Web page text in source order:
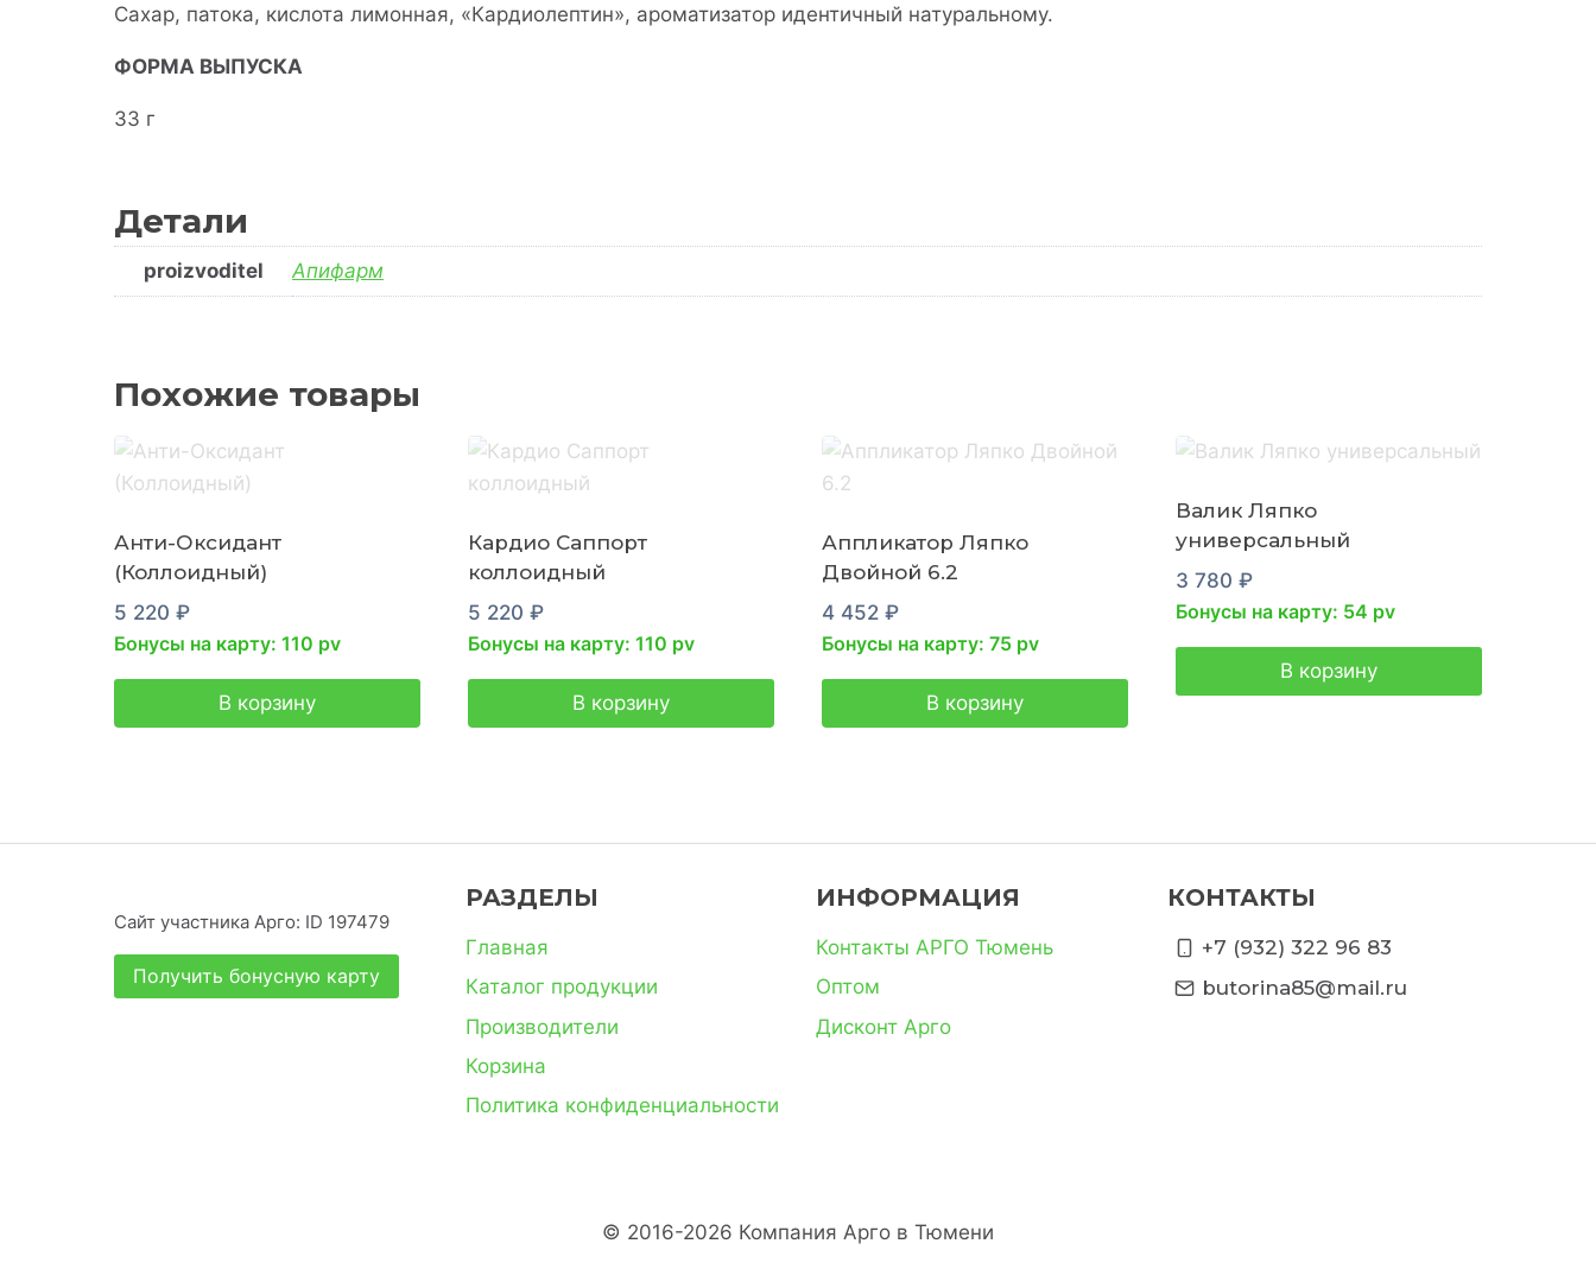
Сахар, патока, кислота лимонная, «Кардиолептин», ароматизатор идентичный натуральному.
ФОРМА ВЫПУСКА
33 г
Детали
proizvoditel Апифарм
Похожие товары
Анти-Оксидант
(Коллоидный)
5 220 ₽
Бонусы на карту: 110 pv
В корзину
Кардио Саппорт
коллоидный
5 220 ₽
Бонусы на карту: 110 pv
В корзину
Аппликатор Ляпко
Двойной 6.2
4 452 ₽
Бонусы на карту: 75 pv
В корзину
Валик Ляпко
универсальный
3 780 ₽
Бонусы на карту: 54 pv
В корзину
Сайт участника Арго: ID 197479
Получить бонусную карту
РАЗДЕЛЫ
Главная
Каталог продукции
Производители
Корзина
Политика конфиденциальности
ИНФОРМАЦИЯ
Контакты АРГО Тюмень
Оптом
Дисконт Арго
КОНТАКТЫ
+7 (932) 322 96 83
butorina85@mail.ru
© 2016-2026 Компания Арго в Тюмени